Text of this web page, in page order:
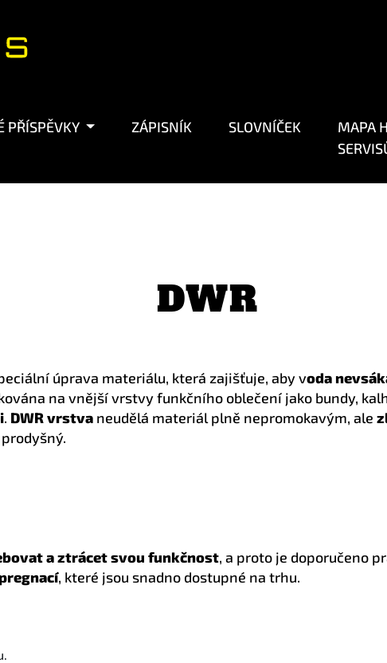
PŘÍSPĚVKY ZÁPISNÍK SLOVNÍČEK
MAPA
DWR
úprava materiálu, která zajišťuje, aby voda
na vnější vrstvy funkčního oblečení jako bundy,
. DWR vrstva neudělá materiál plně nepromokavým, ale
a ztrácet svou funkčnost, a proto je doporučeno
, které jsou snadno dostupné na trhu.